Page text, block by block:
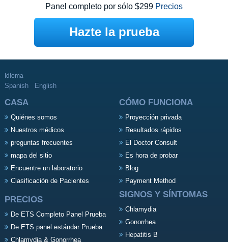
Panel completo por sólo $299 Precios
Hazte la prueba
Idioma
Spanish English
CASA
Quiénes somos
Nuestros médicos
preguntas frecuentes
mapa del sitio
Encuentre un laboratorio
Clasificación de Pacientes
CÓMO FUNCIONA
Proyección privada
Resultados rápidos
El Doctor Consult
Es hora de probar
Blog
Payment Method
PRECIOS
De ETS Completo Panel Prueba
De ETS panel estándar Prueba
Chlamydia & Gonorrhea
SIGNOS Y SÍNTOMAS
Chlamydia
Gonorrhea
Hepatitis B